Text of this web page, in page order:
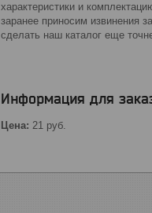
характеристики и
заранее приносим извинения
сделать наш каталог еще
Информация для
Цена: 21 руб.